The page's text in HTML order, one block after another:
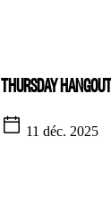
THURSDAY HANGOUT
11 déc. 2025